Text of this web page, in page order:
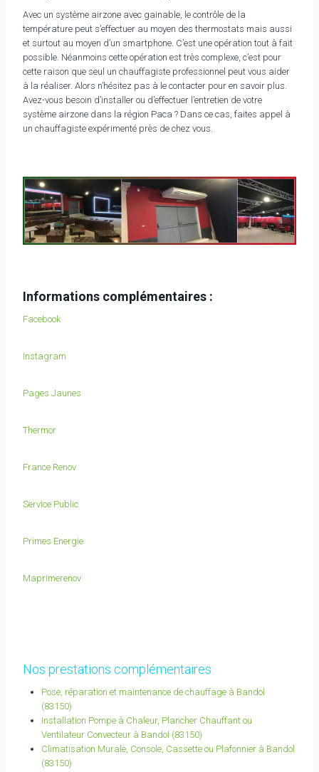
Avec un système airzone avec gainable, le contrôle de la
température peut s’effectuer au moyen des thermostats mais aussi
et surtout au moyen d’un smartphone. C’est une opération tout à fait
possible. Néanmoins cette opération est très complexe, c’est pour
cette raison que seul un chauffagiste professionnel peut vous aider
à la réaliser. Alors n’hésitez pas à le contacter pour en savoir plus.
Avez-vous besoin d’installer ou d’effectuer l’entretien de votre
système airzone dans la région Paca ? Dans ce cas, faites appel à
un chauffagiste expérimenté près de chez vous.
Informations complémentaires :
Facebook
Instagram
Pages Jaunes
Thermor
France Renov
Service Public
Primes Energie
Maprimerenov
Nos prestations complémentaires
Pose, réparation et maintenance de chauffage à Bandol
(83150)
Installation Pompe à Chaleur, Plancher Chauffant ou
Ventilateur Convecteur à Bandol (83150)
Climatisation Murale, Console, Cassette ou Plafonnier à Bandol
(83150)